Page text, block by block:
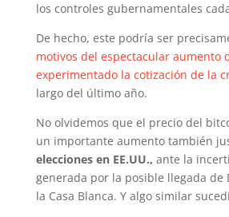
los controles gubernamentales
De hecho, este podría ser
motivos del espectacular aumento
experimentado la cotización de la
largo del último año.
No olvidemos que el precio del
un importante aumento también
elecciones en EE.UU., ante la
generada por la posible llegada de
la Casa Blanca. Y algo similar